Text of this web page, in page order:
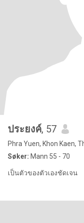
ประยงค์, 57
Phra Yuen, Khon Kaen,
Søker: Mann 55 - 70
เป็นตัวของตัวเองชัดเจน